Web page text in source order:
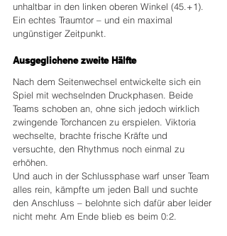
unhaltbar in den linken oberen Winkel (45.+1).
Ein echtes Traumtor – und ein maximal
ungünstiger Zeitpunkt.
Ausgeglichene zweite Hälfte
Nach dem Seitenwechsel entwickelte sich ein
Spiel mit wechselnden Druckphasen. Beide
Teams schoben an, ohne sich jedoch wirklich
zwingende Torchancen zu erspielen. Viktoria
wechselte, brachte frische Kräfte und
versuchte, den Rhythmus noch einmal zu
erhöhen.
Und auch in der Schlussphase warf unser Team
alles rein, kämpfte um jeden Ball und suchte
den Anschluss – belohnte sich dafür aber leider
nicht mehr. Am Ende blieb es beim 0:2.